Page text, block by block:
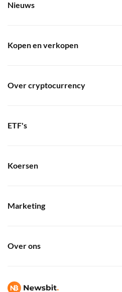
Nieuws
Kopen en verkopen
Over cryptocurrency
ETF's
Koersen
Marketing
Over ons